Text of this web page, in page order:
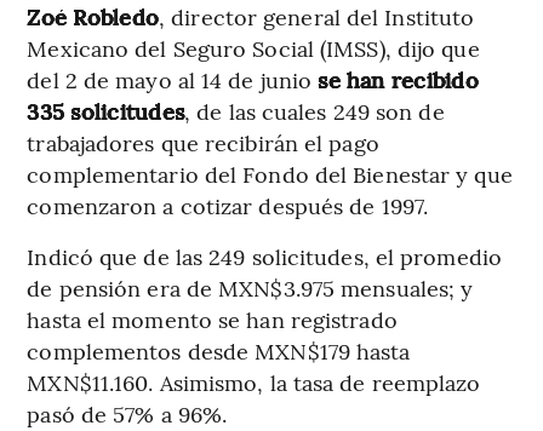
Zoé Robledo, director general del Instituto
Mexicano del Seguro Social (IMSS), dijo que
del 2 de mayo al 14 de juniose han recibido
335 solicitudes, de las cuales 249 son de
trabajadores que recibirán el pago
complementario del Fondo del Bienestar y que
comenzaron a cotizar después de 1997.
Indicó que de las 249 solicitudes, el promedio
de pensión era de MXN$3.975 mensuales; y
hasta el momento se han registrado
complementos desde MXN$179 hasta
MXN$11.160. Asimismo, la tasa de reemplazo
pasó de 57% a 96%.